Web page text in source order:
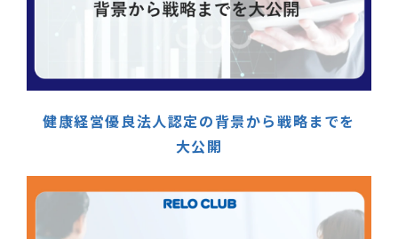
健康経営優良法人認定の背景から戦略までを
大公開